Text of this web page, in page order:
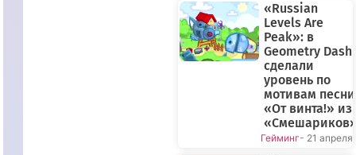
«Russian
Levels Are
Peak»: в
Geometry Dash
сделали
уровень по
мотивам песни
«От винта!» из
Гейминг- 21 апреля